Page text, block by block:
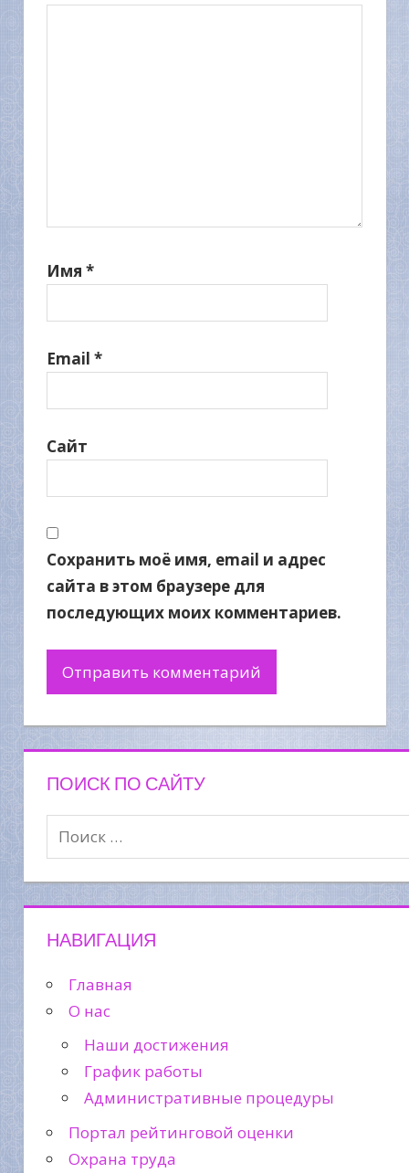
Имя *
Email *
Сайт
Сохранить моё имя, email и адрес
сайта в этом браузере для
последующих моих комментариев.
ПОИСК ПО САЙТУ
НАВИГАЦИЯ
Главная
О нас
Наши достижения
График работы
Административные процедуры
Портал рейтинговой оценки
Охрана труда